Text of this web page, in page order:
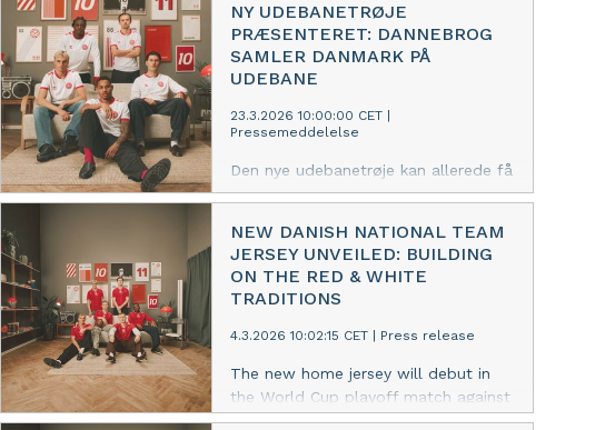
NY UDEBANETRØJE
PRÆSENTERET: DANNEBROG
SAMLER DANMARK PÅ
UDEBANE
23.3.2026 10:00:00 CET
Pressemeddelelse
Den nye udebanetrøje kan allerede få
debut d. 31. marts mod enten Irland
Herrelandsholdet de kommende to
år.
NEW DANISH NATIONAL TEAM
JERSEY UNVEILED: BUILDING
ON THE RED & WHITE
TRADITIONS
4.3.2026 10:02:15 CET Press release
The new home jersey will debut in
the World Cup playoff match against
North Macedonia and will be worn